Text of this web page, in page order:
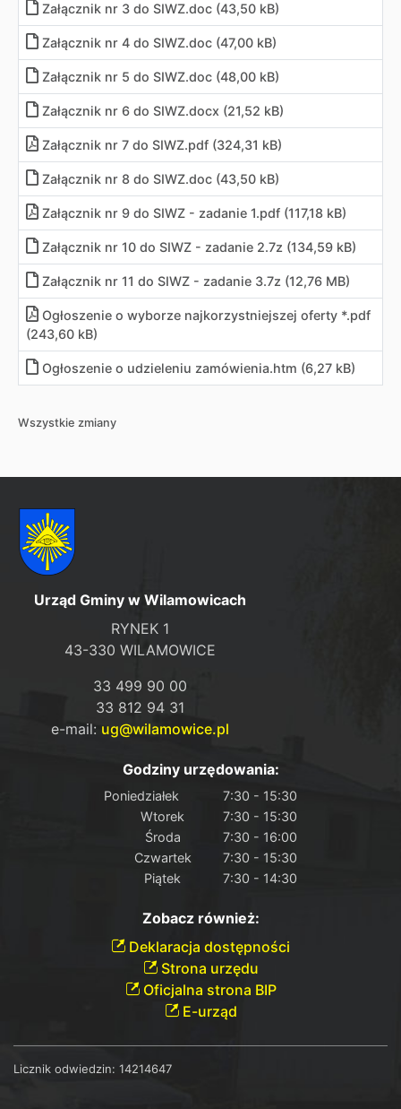
Załącznik nr 3 do SIWZ.doc (43,50 kB)
Załącznik nr 4 do SIWZ.doc (47,00 kB)
Załącznik nr 5 do SIWZ.doc (48,00 kB)
Załącznik nr 6 do SIWZ.docx (21,52 kB)
Załącznik nr 7 do SIWZ.pdf (324,31 kB)
Załącznik nr 8 do SIWZ.doc (43,50 kB)
Załącznik nr 9 do SIWZ - zadanie 1.pdf (117,18 kB)
Załącznik nr 10 do SIWZ - zadanie 2.7z (134,59 kB)
Załącznik nr 11 do SIWZ - zadanie 3.7z (12,76 MB)
Ogłoszenie o wyborze najkorzystniejszej oferty *.pdf
(243,60 kB)
Ogłoszenie o udzieleniu zamówienia.htm (6,27 kB)
Wszystkie zmiany
Urząd Gminy w Wilamowicach
RYNEK 1
43-330 WILAMOWICE
33 499 90 00
33 812 94 31
e-mail: ug@wilamowice.pl
Godziny urzędowania:
Poniedziałek
7:30 - 15:30
Wtorek
7:30 - 15:30
Środa
7:30 - 16:00
Czwartek
7:30 - 15:30
Piątek
7:30 - 14:30
Zobacz również:
Deklaracja dostępności
Strona urzędu
Oficjalna strona BIP
E-urząd
Licznik odwiedzin: 14214647